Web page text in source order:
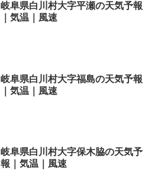
岐阜県白川村大字平瀬の天気予報
｜気温｜風速
岐阜県白川村大字福島の天気予報
｜気温｜風速
岐阜県白川村大字保木脇の天気予
報｜気温｜風速